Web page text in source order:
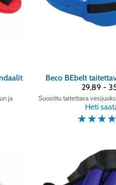
ja
Beco BEbelt
29,89 -
Suosittu taitettava
Heti
☆☆☆☆